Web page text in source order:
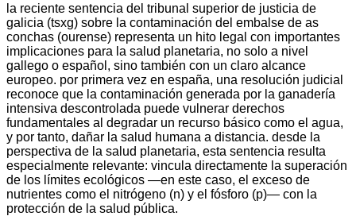
la reciente sentencia del tribunal superior de justicia de
galicia (tsxg) sobre la contaminación del embalse de as
conchas (ourense) representa un hito legal con importantes
implicaciones para la salud planetaria, no solo a nivel
gallego o español, sino también con un claro alcance
europeo. por primera vez en españa, una resolución judicial
reconoce que la contaminación generada por la ganadería
intensiva descontrolada puede vulnerar derechos
fundamentales al degradar un recurso básico como el agua,
y por tanto, dañar la salud humana a distancia. desde la
perspectiva de la salud planetaria, esta sentencia resulta
especialmente relevante: vincula directamente la superación
de los límites ecológicos —en este caso, el exceso de
nutrientes como el nitrógeno (n) y el fósforo (p)— con la
protección de la salud pública.